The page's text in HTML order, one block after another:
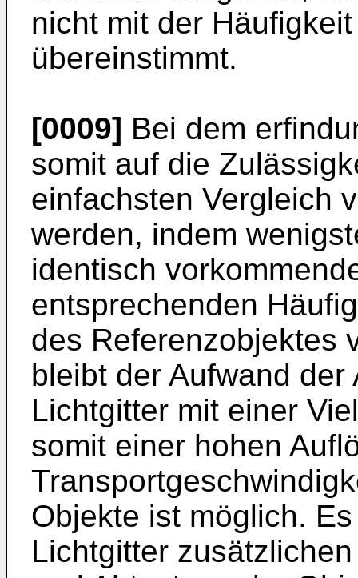
nicht mit der
übereinstimmt.
[0009] Bei dem
somit auf die
einfachsten Vergleich
werden, indem
identisch
entsprechenden
des Referenzobjektes
bleibt der Aufwand
Lichtgitter mit einer
somit einer hohen
Objekte ist möglich.
Lichtgitter